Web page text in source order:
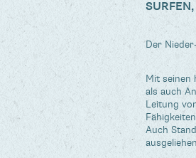
SURFEN,
Der
Mit seinen
als auch
Leitung
Auch